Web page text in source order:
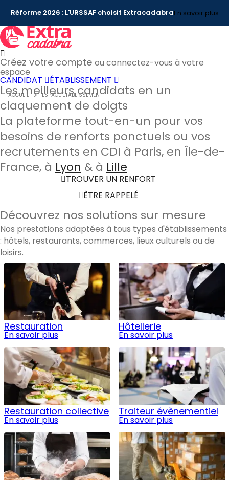
Réforme 2026 : L'URSSAF choisit ExtracadabraEn savoir plus
Créez votre compte ou connectez-vous à votre
espace
CANDIDAT ÉTABLISSEMENT
ACCUEIL ESPACE ÉTABLISSEMENT
Les meilleurs candidats en un
claquement de doigts
La plateforme tout-en-un pour vos
besoins de renforts ponctuels ou vos
recrutements en CDI à Paris, en Île-de-
France, à Lyon & à Lille
TROUVER UN RENFORT
ÊTRE RAPPELÉ
Découvrez nos solutions sur mesure
Nos prestations adaptées à tous types d'établissements
: hôtels, restaurants, commerces, lieux culturels ou de
loisirs.
Restauration
En savoir plus
Hôtellerie
En savoir plus
Restauration collective
En savoir plus
Traiteur évènementiel
En savoir plus